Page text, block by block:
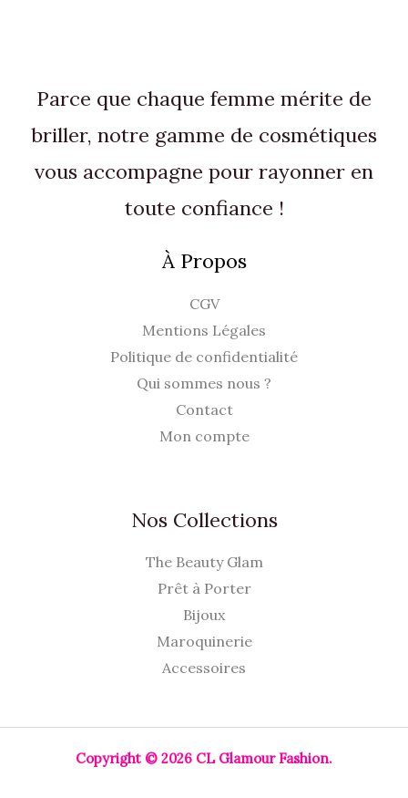
Parce que chaque femme mérite de
briller, notre gamme de cosmétiques
vous accompagne pour rayonner en
toute confiance !
À Propos
CGV
Mentions Légales
Politique de confidentialité
Qui sommes nous ?
Contact
Mon compte
Nos Collections
The Beauty Glam
Prêt à Porter
Bijoux
Maroquinerie
Accessoires
Copyright © 2026 CL Glamour Fashion.